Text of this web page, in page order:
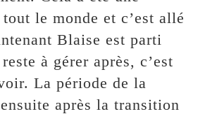
le monde et c’est allé
Blaise est parti
à gérer après, c’est
La période de la
après la transition